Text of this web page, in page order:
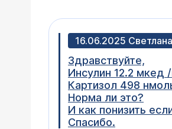
16.06.2025
Здравствуйте,
Инсулин 12.2 мкед
Картизол 498
Норма ли это?
И как понизить
Спасибо.